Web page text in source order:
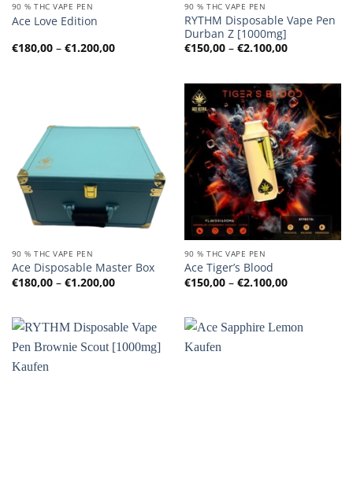
90 % THC VAPE PEN
Ace Love Edition
€180,00 – €1.200,00Preisspanne:
90 % THC VAPE PEN
RYTHM Disposable Vape Pen
Durban Z [1000mg]
€150,00 – €2.100,00
90 % THC VAPE PEN
Ace Disposable Master Box
€180,00 – €1.200,00Preisspanne:
€180,00
90 % THC VAPE PEN
Ace Tiger’s Blood
€150,00 – €2.100,00
€150,00